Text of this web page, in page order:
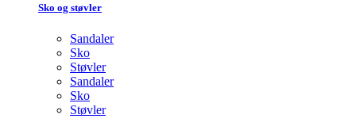
Sko og støvler
Sandaler
Sko
Støvler
Sandaler
Sko
Støvler